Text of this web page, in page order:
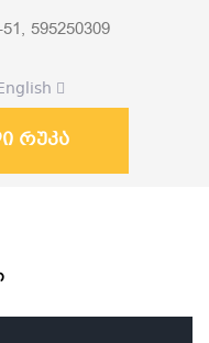
595250309
რუკა